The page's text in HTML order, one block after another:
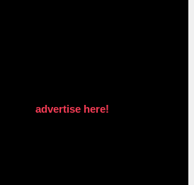
advertise here!